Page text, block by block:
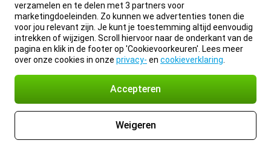
verzamelen en te delen met 3 partners voor
marketingdoeleinden. Zo kunnen we advertenties tonen die
voor jou relevant zijn. Je kunt je toestemming altijd eenvoudig
intrekken of wijzigen. Scroll hiervoor naar de onderkant van de
pagina en klik in de footer op 'Cookievoorkeuren'. Lees meer
over onze cookies in onze privacy- en cookieverklaring
Accepteren
Weigeren